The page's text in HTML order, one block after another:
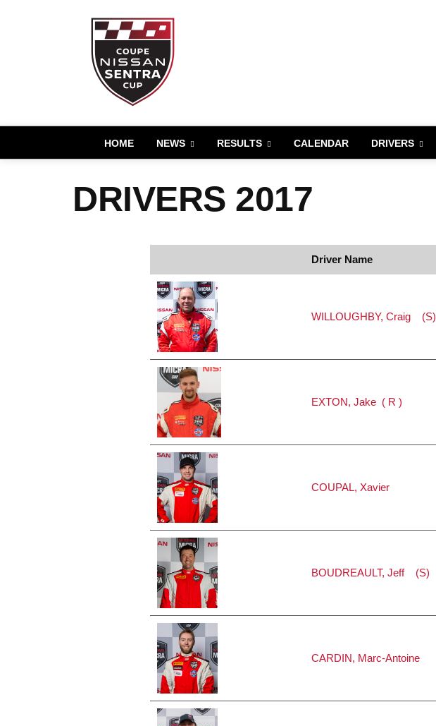
HOME NEWS RESULTS CALENDAR DRIVERS
DRIVERS 2017
Driver Name
WILLOUGHBY, Craig (S)
EXTON, Jake ( R )
COUPAL, Xavier
BOUDREAULT, Jeff (S)
CARDIN, Marc-Antoine